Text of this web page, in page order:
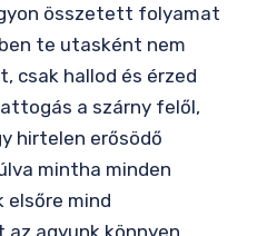
összetett folyamat
te utasként nem
csak hallod és érzed
a szárny felől,
hirtelen erősödő
mintha minden
elsőre mind
az agyunk könnyen